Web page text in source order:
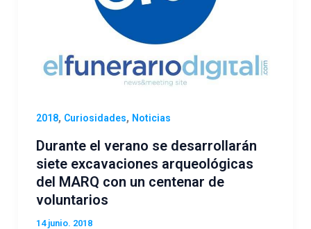
2018, Curiosidades, Noticias
Durante el verano se desarrollarán
siete excavaciones arqueológicas
del MARQ con un centenar de
voluntarios
14 junio. 2018